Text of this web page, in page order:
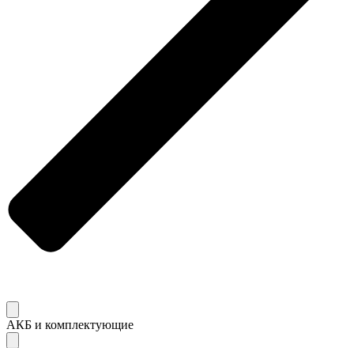
АКБ и комплектующие